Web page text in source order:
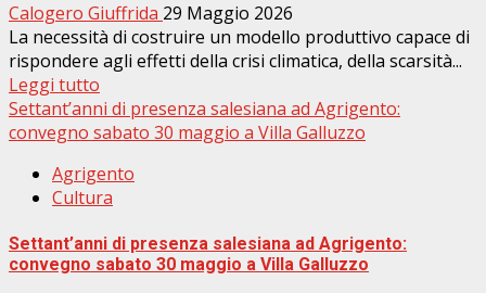
Calogero Giuffrida 29 Maggio 2026
La necessità di costruire un modello produttivo capace di
rispondere agli effetti della crisi climatica, della scarsità...
Leggi tutto
Settant’anni di presenza salesiana ad Agrigento:
convegno sabato 30 maggio a Villa Galluzzo
Agrigento
Cultura
Settant’anni di presenza salesiana ad Agrigento:
convegno sabato 30 maggio a Villa Galluzzo